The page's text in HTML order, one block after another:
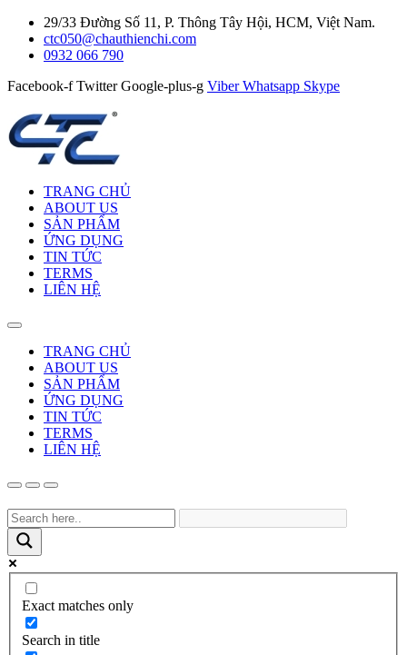
29/33 Đường Số 11, P. Thông Tây Hội, HCM, Việt Nam.
ctc050@chauthienchi.com
0932 066 790
Facebook-f Twitter Google-plus-g Viber Whatsapp Skype
TRANG CHỦ
ABOUT US
SẢN PHẨM
ỨNG DỤNG
TIN TỨC
TERMS
LIÊN HỆ
TRANG CHỦ
ABOUT US
SẢN PHẨM
ỨNG DỤNG
TIN TỨC
TERMS
LIÊN HỆ
Exact matches only
Search in title